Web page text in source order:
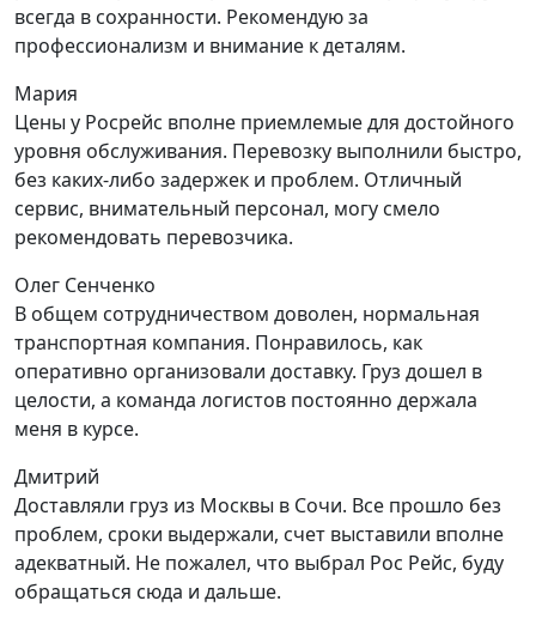
всегда в сохранности. Рекомендую за
профессионализм и внимание к деталям.
Мария
Цены у Росрейс вполне приемлемые для достойного
уровня обслуживания. Перевозку выполнили быстро,
без каких-либо задержек и проблем. Отличный
сервис, внимательный персонал, могу смело
рекомендовать перевозчика.
Олег Сенченко
В общем сотрудничеством доволен, нормальная
транспортная компания. Понравилось, как
оперативно организовали доставку. Груз дошел в
целости, а команда логистов постоянно держала
меня в курсе.
Дмитрий
Доставляли груз из Москвы в Сочи. Все прошло без
проблем, сроки выдержали, счет выставили вполне
адекватный. Не пожалел, что выбрал Рос Рейс, буду
обращаться сюда и дальше.